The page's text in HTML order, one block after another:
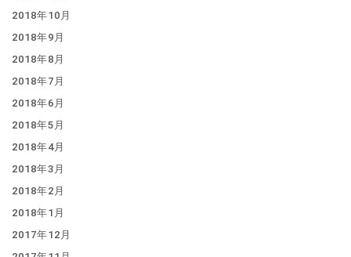
2018年10月
2018年9月
2018年8月
2018年7月
2018年6月
2018年5月
2018年4月
2018年3月
2018年2月
2018年1月
2017年12月